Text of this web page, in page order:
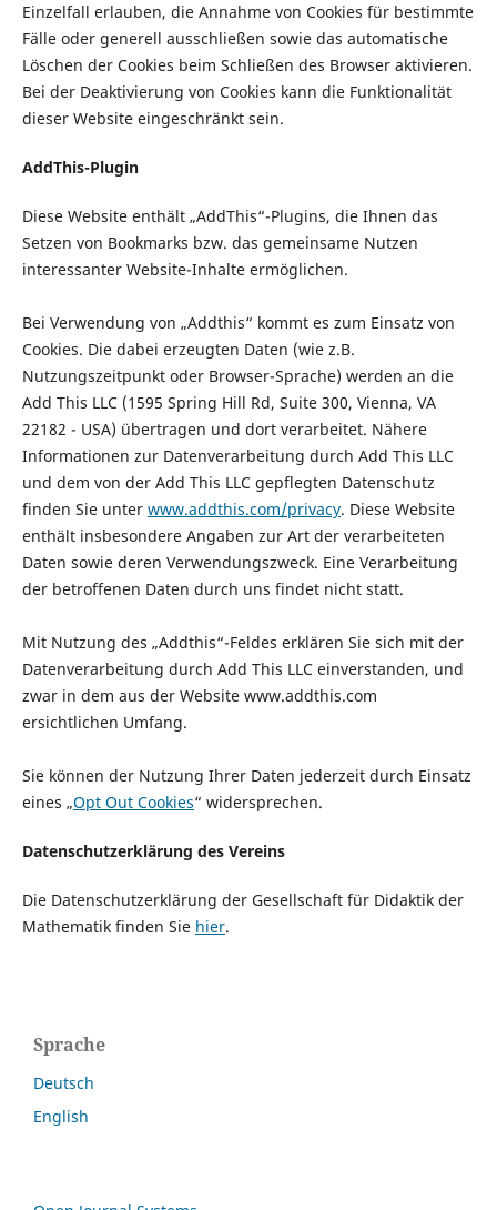
Einzelfall erlauben, die Annahme von Cookies für bestimmte
Fälle oder generell ausschließen sowie das automatische
Löschen der Cookies beim Schließen des Browser aktivieren.
Bei der Deaktivierung von Cookies kann die Funktionalität
dieser Website eingeschränkt sein.
AddThis-Plugin
Diese Website enthält „AddThis“-Plugins, die Ihnen das
Setzen von Bookmarks bzw. das gemeinsame Nutzen
interessanter Website-Inhalte ermöglichen.
Bei Verwendung von „Addthis“ kommt es zum Einsatz von
Cookies. Die dabei erzeugten Daten (wie z.B.
Nutzungszeitpunkt oder Browser-Sprache) werden an die
Add This LLC (1595 Spring Hill Rd, Suite 300, Vienna, VA
22182 - USA) übertragen und dort verarbeitet. Nähere
Informationen zur Datenverarbeitung durch Add This LLC
und dem von der Add This LLC gepflegten Datenschutz
finden Sie unter www.addthis.com/privacy. Diese Website
enthält insbesondere Angaben zur Art der verarbeiteten
Daten sowie deren Verwendungszweck. Eine Verarbeitung
der betroffenen Daten durch uns findet nicht statt.
Mit Nutzung des „Addthis“-Feldes erklären Sie sich mit der
Datenverarbeitung durch Add This LLC einverstanden, und
zwar in dem aus der Website www.addthis.com
ersichtlichen Umfang.
Sie können der Nutzung Ihrer Daten jederzeit durch Einsatz
eines „Opt Out Cookies“ widersprechen.
Datenschutzerklärung des Vereins
Die Datenschutzerklärung der Gesellschaft für Didaktik der
Mathematik finden Sie hier.
Sprache
Deutsch
English